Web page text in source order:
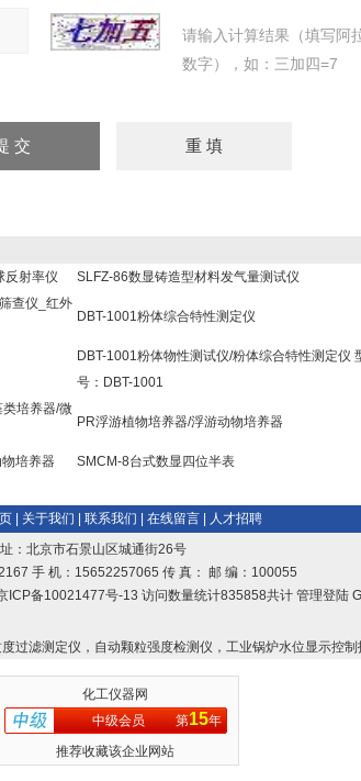
请输入计算结果（填写阿
数字），如：三加四=7
反射率仪
SLFZ-86数显铸造型材料发气量测试仪
查仪_红外
DBT-1001粉体综合特性测定仪
DBT-1001粉体物性测试仪/粉体综合特性测定仪
号：DBT-1001
培养器/微
PR浮游植物培养器/浮游动物培养器
培养器 SMCM-8台式数显四位半表
| 关于我们 联系我们 在线留言| 人才招聘
：北京市石景山区城通街26号
手 机：15652257065 传 真： 邮 编：100055
ICP备10021477号-13 访问数量统计835858共计 管理登陆
滤测定仪，自动颗粒强度检测仪，工业锅炉水位显示控制
化工仪器网
中级会员
第15年
推荐收藏该企业网站